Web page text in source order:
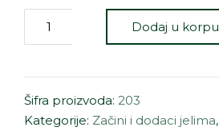
Dodaj u korpu
Šifra proizvoda: 203
Kategorije: Začini i dodaci jelima,